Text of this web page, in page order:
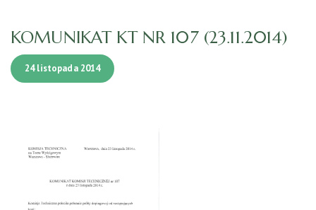
KOMUNIKAT KT NR 107 (23.11.2014)
24 listopada 2014